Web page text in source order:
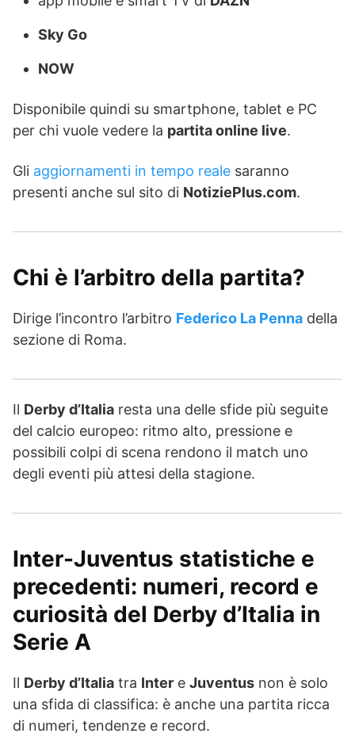
Sky Go
NOW
Disponibile quindi su smartphone, tablet e PC
per chi vuole vedere la partita online live.
Gli aggiornamenti in tempo reale saranno
presenti anche sul sito di NotiziePlus.com.
Chi è l’arbitro della partita?
Dirige l’incontro l’arbitro Federico La Penna della
sezione di Roma.
Il Derby d’Italia resta una delle sfide più seguite
del calcio europeo: ritmo alto, pressione e
possibili colpi di scena rendono il match uno
degli eventi più attesi della stagione.
Inter-Juventus statistiche e
precedenti: numeri, record e
curiosità del Derby d’Italia in
Serie A
Il Derby d’Italia tra Inter e Juventus non è solo
una sfida di classifica: è anche una partita ricca
di numeri, tendenze e record.